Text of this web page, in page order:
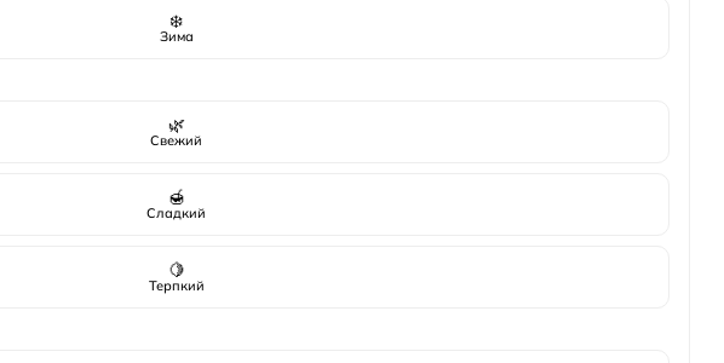
❄️
Зима
🌿
Свежий
🍯
Сладкий
🍋
Терпкий